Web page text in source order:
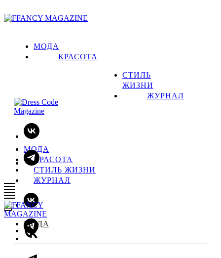
МОДА
КРАСОТА
СТИЛЬ
ЖИЗНИ
ЖУРНАЛ
МОДА
КРАСОТА
СТИЛЬ ЖИЗНИ
ЖУРНАЛ
МОДА